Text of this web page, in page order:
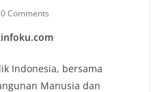
0 Comments
Indonesia, bersama
Manusia dan